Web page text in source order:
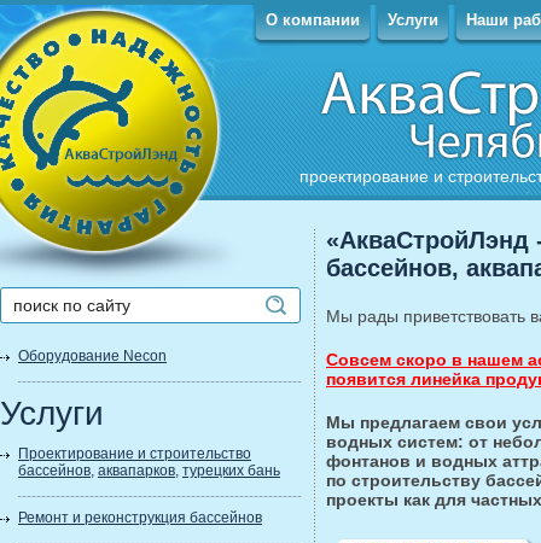
проектирование и
О компании Услуги Наши
Оборудование Necon
Услуги
Проектирование и строительство
бассейнов, аквапарков, турецких бань
Ремонт и реконструкция бассейнов
«АкваСтройЛэнд
бассейнов,
Мы рады приветствовать
Совсем скоро в нашем
появится линейка
Мы предлагаем свои
водных систем: от
фонтанов и водных
по строительству
проекты как для